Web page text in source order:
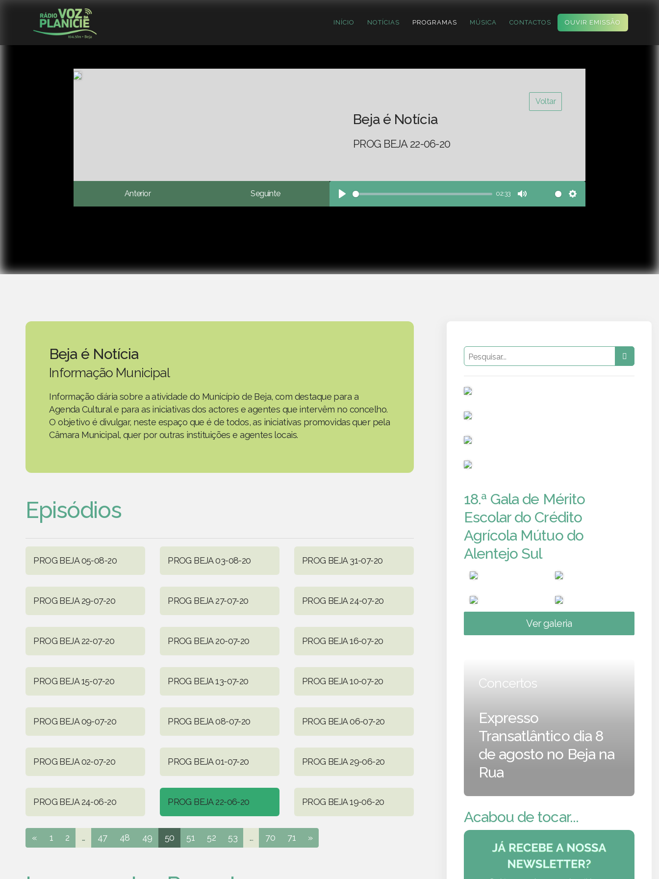
INÍCIO NOTÍCIAS PROGRAMAS MÚSICA CONTACTOS OUVIR EMISSÃO
Voltar
Beja é Notícia
PROG BEJA 22-06-20
Anterior Seguinte
Play
02:33
Mute Settings
Beja é Notícia
Informação Municipal
Informação diária sobre a atividade do Município de Beja, com destaque para a
Agenda Cultural e para as iniciativas dos actores e agentes que intervêm no concelho.
O objetivo é divulgar, neste espaço que é de todos, as iniciativas promovidas quer pela
Câmara Municipal, quer por outras instituições e agentes locais.
Episódios
PROG BEJA 05-08-20 PROG BEJA 03-08-20 PROG BEJA 31-07-20
PROG BEJA 29-07-20 PROG BEJA 27-07-20 PROG BEJA 24-07-20
PROG BEJA 22-07-20 PROG BEJA 20-07-20 PROG BEJA 16-07-20
PROG BEJA 15-07-20 PROG BEJA 13-07-20 PROG BEJA 10-07-20
PROG BEJA 09-07-20 PROG BEJA 08-07-20 PROG BEJA 06-07-20
PROG BEJA 02-07-20 PROG BEJA 01-07-20 PROG BEJA 29-06-20
PROG BEJA 24-06-20 PROG BEJA 22-06-20 PROG BEJA 19-06-20
« 1 2 ... 47 48 49 50 51 52 53 ... 70 71 »
18.ª Gala de Mérito
Escolar do Crédito
Agrícola Mútuo do
Alentejo Sul
Ver galeria
Concertos
Expresso
Transatlântico dia 8
de agosto no Beja na
Rua
Acabou de tocar...